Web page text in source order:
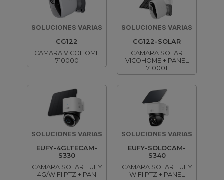
SOLUCIONES VARIAS
CG122
CAMARA VICOHOME
710000
SOLUCIONES VARIAS
CG122-SOLAR
CAMARA SOLAR
VICOHOME + PANEL
710001
SOLUCIONES VARIAS
EUFY-4GLTECAM-
S330
CAMARA SOLAR EUFY
4G/WIFI PTZ + PAN
SOLUCIONES VARIAS
EUFY-SOLOCAM-
S340
CAMARA SOLAR EUFY
WIFI PTZ + PANEL